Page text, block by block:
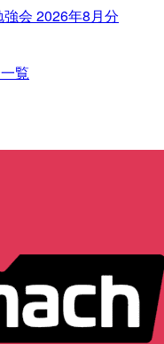
会 2026年8月分
覧